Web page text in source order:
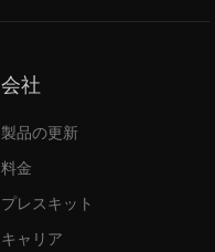
会社
製品の更新
料金
プレスキット
キャリア